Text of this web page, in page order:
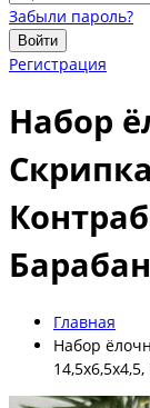
Забыли пароль?
Войти
Регистрация
Набор
Главная
Набор